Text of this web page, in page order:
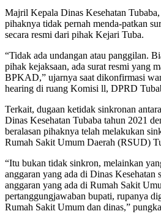
Majril Kepala Dinas Kesehatan
pihaknya tidak pernah menda-patkan
secara resmi dari pihak Kejari Tuba.
“Tidak ada undangan atau panggilan.
pihak kejaksaan, ada surat resmi yang
BPKAD,” ujarnya saat dikonfirmasi
hearing di ruang Komisi ll, DPRD
Terkait, dugaan ketidak sinkronan
Dinas Kesehatan Tubaba tahun 2021
beralasan pihaknya telah melakukan
Rumah Sakit Umum Daerah (RSUD)
“Itu bukan tidak sinkron, melainkan
anggaran yang ada di Dinas Kesehatan
anggaran yang ada di Rumah Sakit
pertanggungjawaban bupati, rupanya
Rumah Sakit Umum dan dinas,”